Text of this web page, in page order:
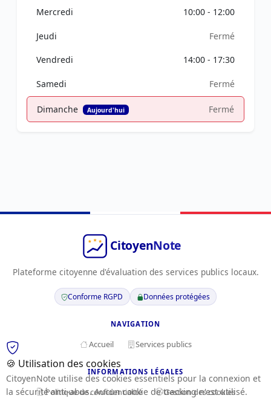
Mercredi
10:00 - 12:00
Jeudi Fermé
Vendredi 14:00 - 17:30
Samedi Fermé
Dimanche Aujourd'hui Fermé
Plateforme citoyenne d'évaluation des services publics locaux.
Conforme RGPD Données protégées
NAVIGATION
Accueil Services publics
INFORMATIONS LÉGALES
Politique de confidentialité Gestion des cookies
🍪 Utilisation des cookies
CitoyenNote utilise des cookies essentiels pour la connexion et
la sécurité anti-abus. Aucun cookie de tracking n'est utilisé.